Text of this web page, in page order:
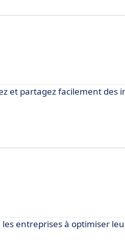
et partagez facilement des
entreprises à optimiser